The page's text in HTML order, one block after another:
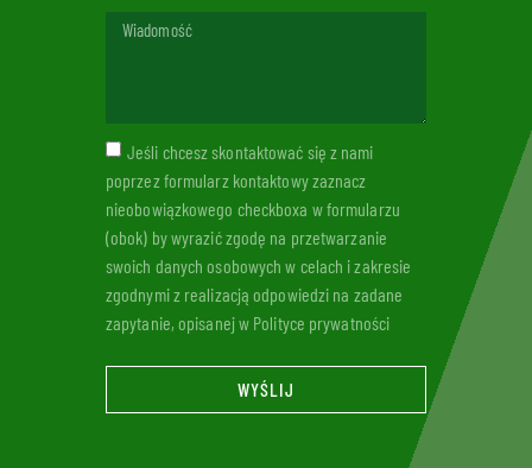
Jeśli chcesz skontaktować się z nami
poprzez formularz kontaktowy zaznacz
nieobowiązkowego checkboxa w formularzu
(obok) by wyrazić zgodę na przetwarzanie
swoich danych osobowych w celach i zakresie
zgodnymi z realizacją odpowiedzi na zadane
zapytanie, opisanej w Polityce prywatności
WYŚLIJ